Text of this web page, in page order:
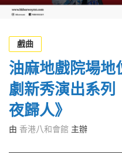
條款及細則
EN
戲曲
油麻地戲院場地
劇新秀演出系列
夜歸人》
由 香港八和會館 主辦